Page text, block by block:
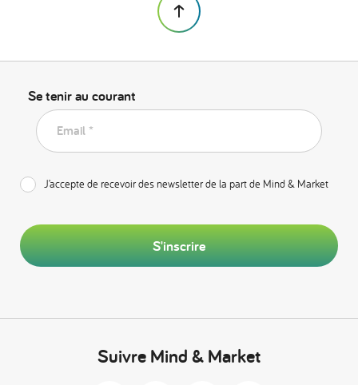
Se tenir au courant
Email *
J’accepte de recevoir des newsletter de la part de Mind & Market
S'inscrire
Suivre Mind & Market